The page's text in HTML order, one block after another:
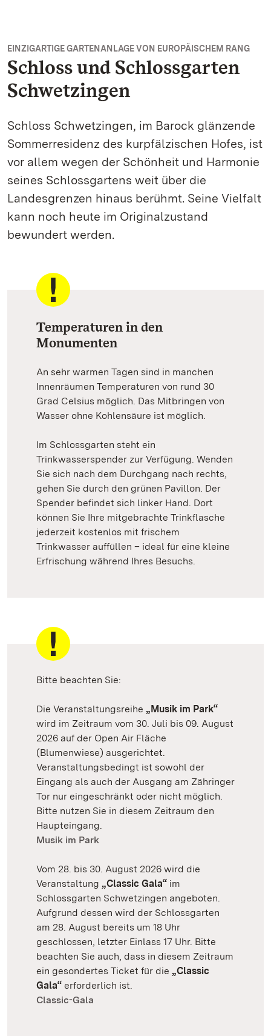
EINZIGARTIGE GARTENANLAGE VON EUROPÄISCHEM RANG
Schloss und Schlossgarten
Schwetzingen
Schloss Schwetzingen, im Barock glänzende
Sommerresidenz des kurpfälzischen Hofes, ist
vor allem wegen der Schönheit und Harmonie
seines Schlossgartens weit über die
Landesgrenzen hinaus berühmt. Seine Vielfalt
kann noch heute im Originalzustand
bewundert werden.
Temperaturen in den
Monumenten
An sehr warmen Tagen sind in manchen
Innenräumen Temperaturen von rund 30
Grad Celsius möglich. Das Mitbringen von
Wasser ohne Kohlensäure ist möglich.
Im Schlossgarten steht ein
Trinkwasserspender zur Verfügung. Wenden
Sie sich nach dem Durchgang nach rechts,
gehen Sie durch den grünen Pavillon. Der
Spender befindet sich linker Hand. Dort
können Sie Ihre mitgebrachte Trinkflasche
jederzeit kostenlos mit frischem
Trinkwasser auffüllen – ideal für eine kleine
Erfrischung während Ihres Besuchs.
Bitte beachten Sie:
Die Veranstaltungsreihe „Musik im Park“
wird im Zeitraum vom 30. Juli bis 09. August
2026 auf der Open Air Fläche
(Blumenwiese) ausgerichtet.
Veranstaltungsbedingt ist sowohl der
Eingang als auch der Ausgang am Zähringer
Tor nur eingeschränkt oder nicht möglich.
Bitte nutzen Sie in diesem Zeitraum den
Haupteingang.
Musik im Park
Vom 28. bis 30. August 2026 wird die
Veranstaltung „Classic Gala“ im
Schlossgarten Schwetzingen angeboten.
Aufgrund dessen wird der Schlossgarten
am 28. August bereits um 18 Uhr
geschlossen, letzter Einlass 17 Uhr. Bitte
beachten Sie auch, dass in diesem Zeitraum
ein gesondertes Ticket für die „Classic
Gala“ erforderlich ist.
Classic-Gala